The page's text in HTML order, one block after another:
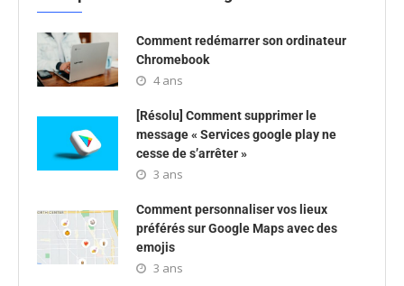
Comment redémarrer son ordinateur
Chromebook
4 ans
[Résolu] Comment supprimer le
message « Services google play ne
cesse de s’arrêter »
3 ans
Comment personnaliser vos lieux
préférés sur Google Maps avec des
emojis
3 ans